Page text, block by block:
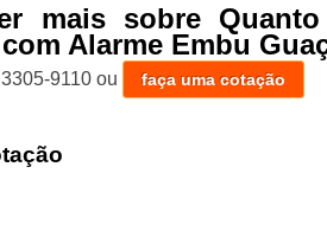
mais sobre
Alarme Embu
9110 ou faça uma cotação